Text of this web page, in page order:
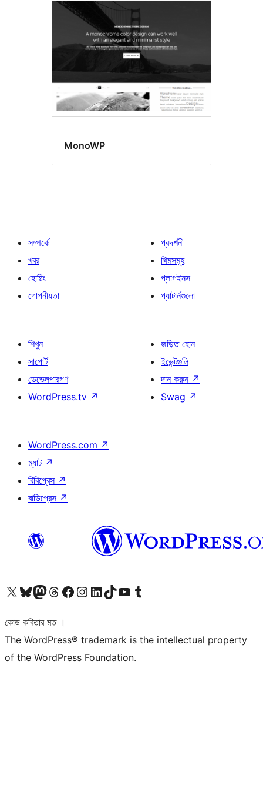
MonoWP
সম্পর্কে
খবর
হোষ্টিং
গোপনীয়তা
প্রদর্শনী
থিমসমূহ
প্লাগইনস
প্যাটার্নগুলো
শিখুন
সাপোর্ট
ডেভেলপারগণ
WordPress.tv ↗
জড়িত হোন
ইভেন্টগুলি
দান করুন ↗
Swag ↗
WordPress.com ↗
ম্যাট ↗
বিবিপ্রেস ↗
বাডিপ্রেস ↗
আমাদের X (আগের টুইটার) অ্যাকাউন্টে যানআমাদের Bluesky অ্যাকাউন্টটি দেখুনআমাদের মাস্টোডন অ্যাকাউন্টটি দেখুনআমাদের থ্রেডস অ্যাকাউন্টটি দেখুনআমাদের ফেসবুক পেজ দেখুনআমাদের ইন্সটাগ্রাম অ্যাকাউন্ট দেখুনআমাদের লিঙ্কডইন অ্যাকাউন্টে যানআমাদের TikTok অ্যাকাউন্টটি দেখুনআমাদের ইউটিউব চ্যানেলে যান আমাদের টাম্বলার অ্যাকাউন্ট দেখুন
কোড কবিতার মত ।
The WordPress® trademark is the intellectual property
of the WordPress Foundation.